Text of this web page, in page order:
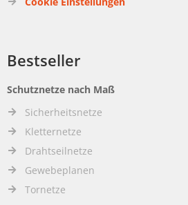
Bestseller
Schutznetze nach Maß
Sicherheitsnetze
Kletternetze
Drahtseilnetze
Gewebeplanen
Tornetze